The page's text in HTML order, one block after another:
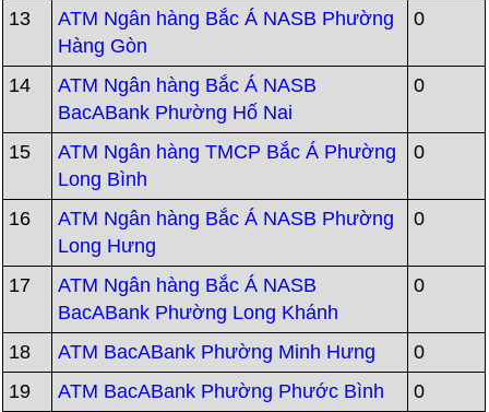
13
ATM Ngân hàng Bắc Á NASB Phường
Hàng Gòn
0
14
ATM Ngân hàng Bắc Á NASB
BacABank Phường Hố Nai
0
15
ATM Ngân hàng TMCP Bắc Á Phường
Long Bình
0
16
ATM Ngân hàng Bắc Á NASB Phường
Long Hưng
0
17
ATM Ngân hàng Bắc Á NASB
BacABank Phường Long Khánh
0
18 ATM BacABank Phường Minh Hưng
0
19
ATM BacABank Phường Phước Bình
0